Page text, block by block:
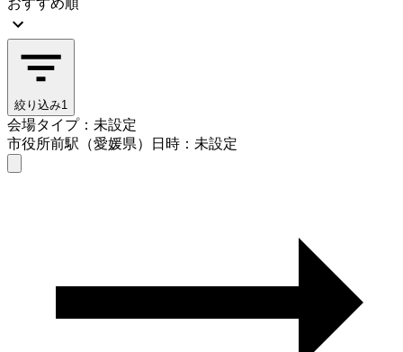
絞り込み1
会場タイプ：未設定
市役所前駅（愛媛県）
日時：未設定